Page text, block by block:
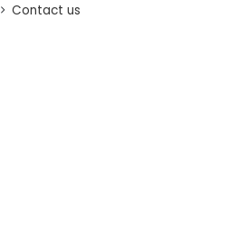
Contact us